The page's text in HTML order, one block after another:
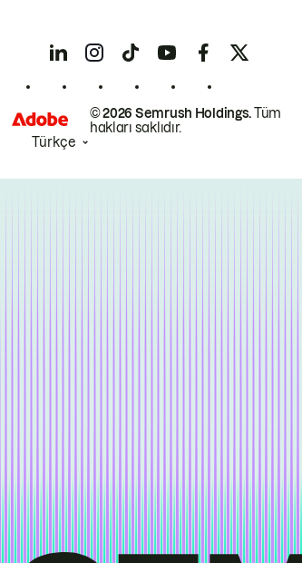
© 2026 Semrush Holdings.Tüm
hakları saklıdır.
Türkçe